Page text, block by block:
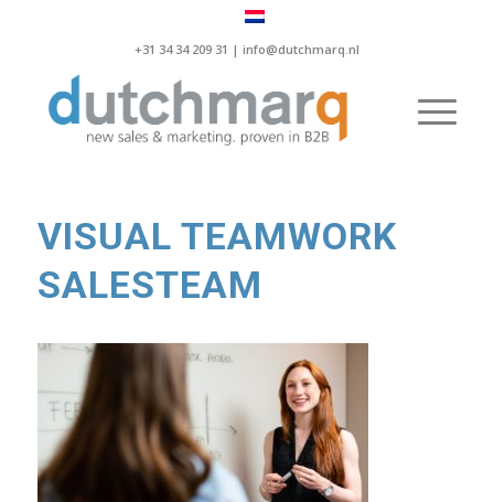
+31 34 34 209 31 | info@dutchmarq.nl
VISUAL TEAMWORK
SALESTEAM